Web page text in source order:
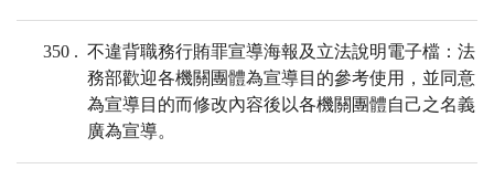
350
不違背職務行賄罪宣導海報及立法說明電子檔：法
務部歡迎各機關團體為宣導目的參考使用，並同意
為宣導目的而修改內容後以各機關團體自己之名義
廣為宣導。